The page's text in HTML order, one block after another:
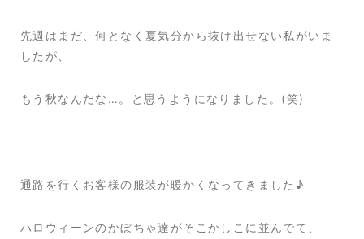
先週はまだ、何となく夏気分から抜け出せない私がいま
したが、
もう秋なんだな…。と思うようになりました。(笑)
通路を行くお客様の服装が暖かくなってきました♪
ハロウィーンのかぼちゃ達がそこかしこに並んでて、